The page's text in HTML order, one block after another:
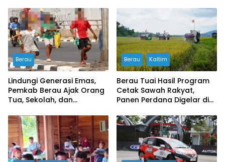
Berau
Lindungi Generasi Emas,
Pemkab Berau Ajak Orang
Tua, Sekolah, dan
Ruang Aman bagi Anak
Berau Kaltim
Berau Tuai Hasil Program
Cetak Sawah Rakyat,
Panen Perdana Digelar di